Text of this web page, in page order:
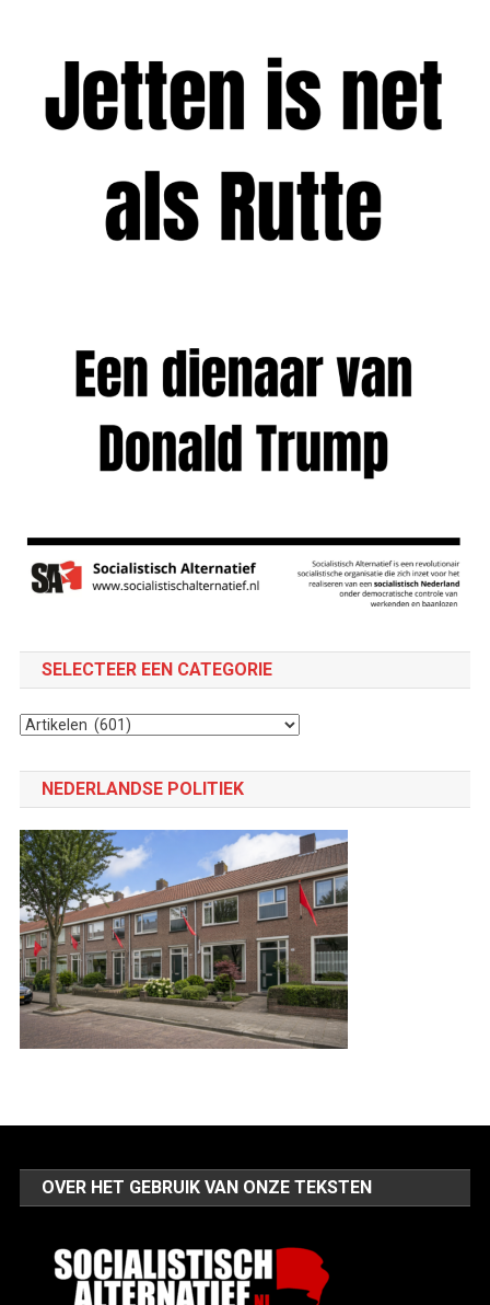
SELECTEER EEN CATEGORIE
Selecteer
NEDERLANDSE POLITIEK
OVER HET GEBRUIK VAN ONZE TEKSTEN